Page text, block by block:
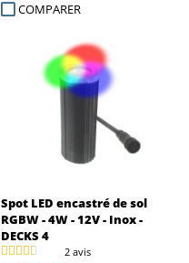
COMPARER
Spot LED encastré de sol
RGBW - 4W - 12V - Inox -
DECKS 4
2 avis